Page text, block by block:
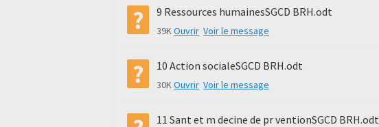
9 Ressources humainesSGCD BRH.odt
39KOuvrir Voir le message
10 Action socialeSGCD BRH.odt
30KOuvrir Voir le message
11 Sant et m decine de pr ventionSGCD BRH.odt